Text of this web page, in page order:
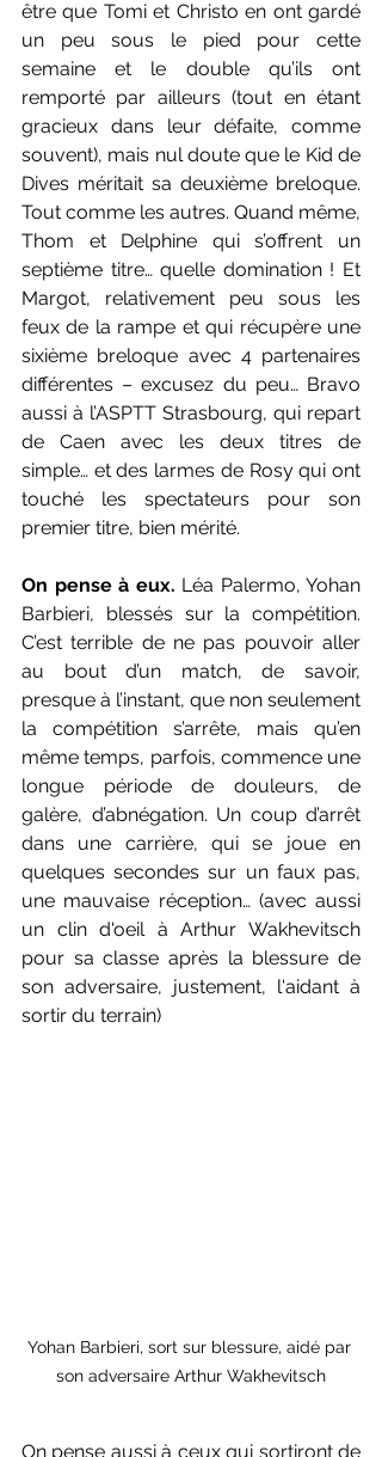
être que Tomi et Christo en ont gardé
un peu sous le pied pour cette
semaine et le double qu’ils ont
remporté par ailleurs (tout en étant
gracieux dans leur défaite, comme
souvent), mais nul doute que le Kid de
Dives méritait sa deuxième breloque.
Tout comme les autres. Quand même,
Thom et Delphine qui s’offrent un
septième titre… quelle domination ! Et
Margot, relativement peu sous les
feux de la rampe et qui récupère une
sixième breloque avec 4 partenaires
différentes – excusez du peu… Bravo
aussi à l’ASPTT Strasbourg, qui repart
de Caen avec les deux titres de
simple… et des larmes de Rosy qui ont
touché les spectateurs pour son
premier titre, bien mérité.
On pense à eux. Léa Palermo, Yohan
Barbieri, blessés sur la compétition.
C’est terrible de ne pas pouvoir aller
au bout d’un match, de savoir,
presque à l’instant, que non seulement
la compétition s’arrête, mais qu’en
même temps, parfois, commence une
longue période de douleurs, de
galère, d’abnégation. Un coup d’arrêt
dans une carrière, qui se joue en
quelques secondes sur un faux pas,
une mauvaise réception… (avec aussi
un clin d'oeil à Arthur Wakhevitsch
pour sa classe après la blessure de
son adversaire, justement, l'aidant à
sortir du terrain)
Yohan Barbieri, sort sur blessure, aidé par
son adversaire Arthur Wakhevitsch
On pense aussi à ceux qui sortiront de